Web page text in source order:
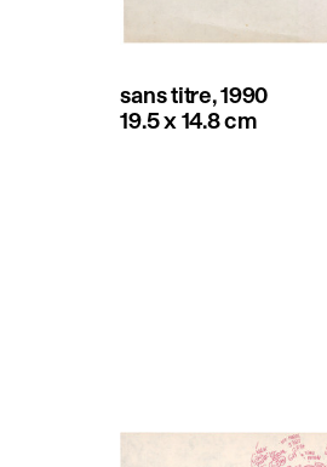
sans titre, 1990
19.5 x 14.8 cm